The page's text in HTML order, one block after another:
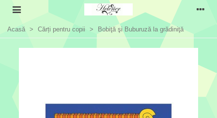
Acasă > Cărți pentru copii > Bobiţă şi Buburuză la grădiniţă